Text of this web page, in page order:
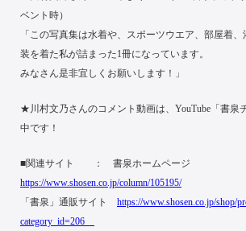
ベント時）
「この写真集は水着や、スポーツウエア、部屋着
装を着た私が詰まった1冊になっています。
みなさん是非宜しくお願いします！」
★川村文乃さんのコメント動画は、YouTube「書泉
中です！
■関連サイト ： 書泉ホームページ
https://www.shosen.co.jp/column/105195/
「書泉」通販サイト https://www.shosen.co.jp/shop/
category_id=206